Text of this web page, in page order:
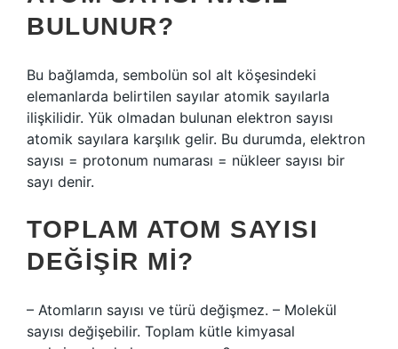
BULUNUR?
Bu bağlamda, sembolün sol alt köşesindeki
elemanlarda belirtilen sayılar atomik sayılarla
ilişkilidir. Yük olmadan bulunan elektron sayısı
atomik sayılara karşılık gelir. Bu durumda, elektron
sayısı = protonum numarası = nükleer sayısı bir
sayı denir.
TOPLAM ATOM SAYISI
DEĞIŞIR MI?
– Atomların sayısı ve türü değişmez. – Molekül
sayısı değişebilir. Toplam kütle kimyasal